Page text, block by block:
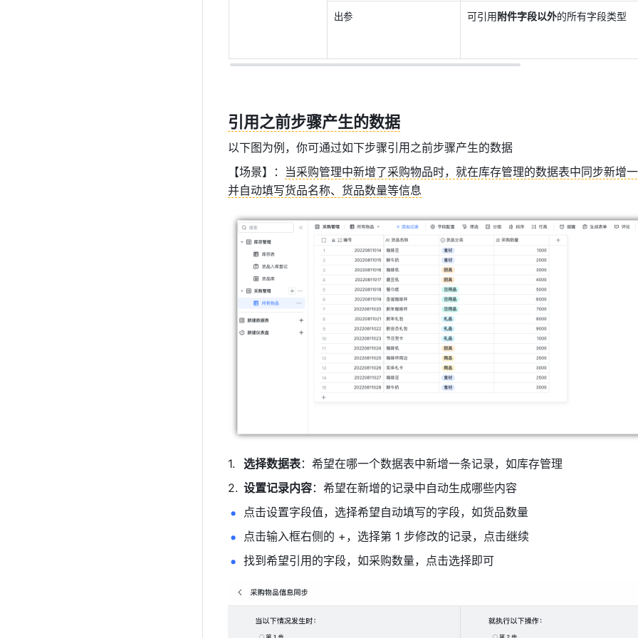
出参 可引用附件字段以外的所有字段类型
引用之前步骤产生的数据
以下图为例，你可通过如下步骤引用之前步骤产生的数据
【场景】： 当采购管理中新增了采购物品时，就在库存管理的数据表中同步新增一
并自动填写货品名称、货品数量等信息
选择数据表：希望在哪一个数据表中新增一条记录，如库存管理
设置记录内容：希望在新增的记录中自动生成哪些内容
点击设置字段值，选择希望自动填写的字段，如货品数量
点击输入框右侧的 +，选择第 1 步修改的记录，点击继续
找到希望引用的字段，如采购数量，点击选择即可